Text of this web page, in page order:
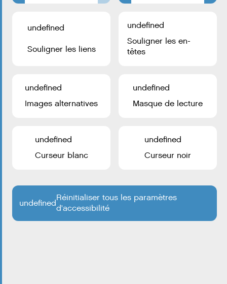
Suivez-nous :
undefined
Souligner les liens
undefined
Souligner les en-
têtes
undefined
Images alternatives
undefined
Masque de lecture
undefined
Curseur blanc
undefined
Curseur noir
undefinedRéinitialiser tous les paramètres
d'accessibilité
Certains cookies sont nécessaires au fonctionnement de
ce site. En outre, certains services externes nécessitent
votre autorisation pour fonctionner.